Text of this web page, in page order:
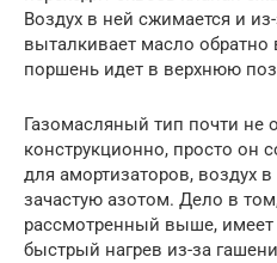
Воздух в ней сжимается и из-
выталкивает масло обратно
поршень идет в верхнюю
Газомасляный тип почти не
конструкционно, просто он
для амортизаторов, воздух
зачастую азотом. Дело в
рассмотренный выше, имеет
быстрый нагрев из-за